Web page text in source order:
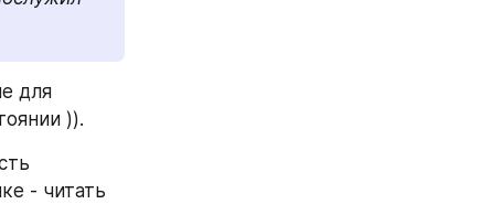
для
)).
- читать